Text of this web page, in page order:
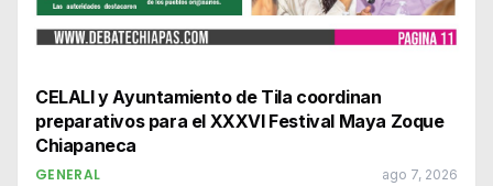
CELALI y Ayuntamiento de Tila coordinan
preparativos para el XXXVI Festival Maya Zoque
Chiapaneca
GENERAL ago 7, 2026